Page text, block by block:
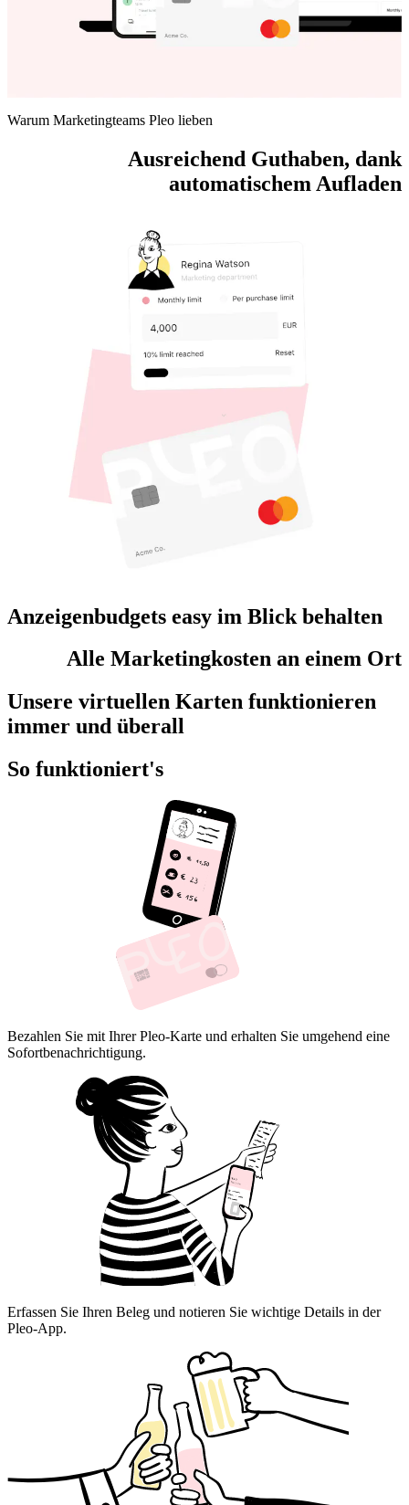
Warum Marketingteams Pleo lieben
Ausreichend Guthaben, dank
automatischem Aufladen
Anzeigenbudgets easy im Blick behalten
Alle Marketingkosten an einem Ort
Unsere virtuellen Karten funktionieren
immer und überall
So funktioniert's
Bezahlen Sie mit Ihrer Pleo-Karte und erhalten Sie umgehend eine
Sofortbenachrichtigung.
Erfassen Sie Ihren Beleg und notieren Sie wichtige Details in der
Pleo-App.